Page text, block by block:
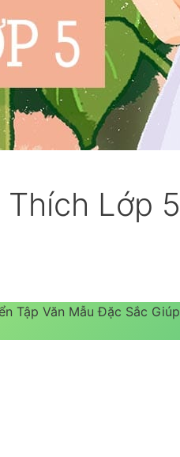
Thích Lớp 5
Tập Văn Mẫu Đặc Sắc Giúp